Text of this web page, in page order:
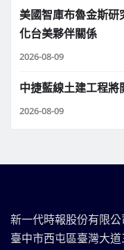
美國智庫布魯金斯研
化台美夥伴關係
2026-08-09
中捷藍線土建工程
2026-08-09
新一代時報股份有限公
臺中市西屯區臺灣大